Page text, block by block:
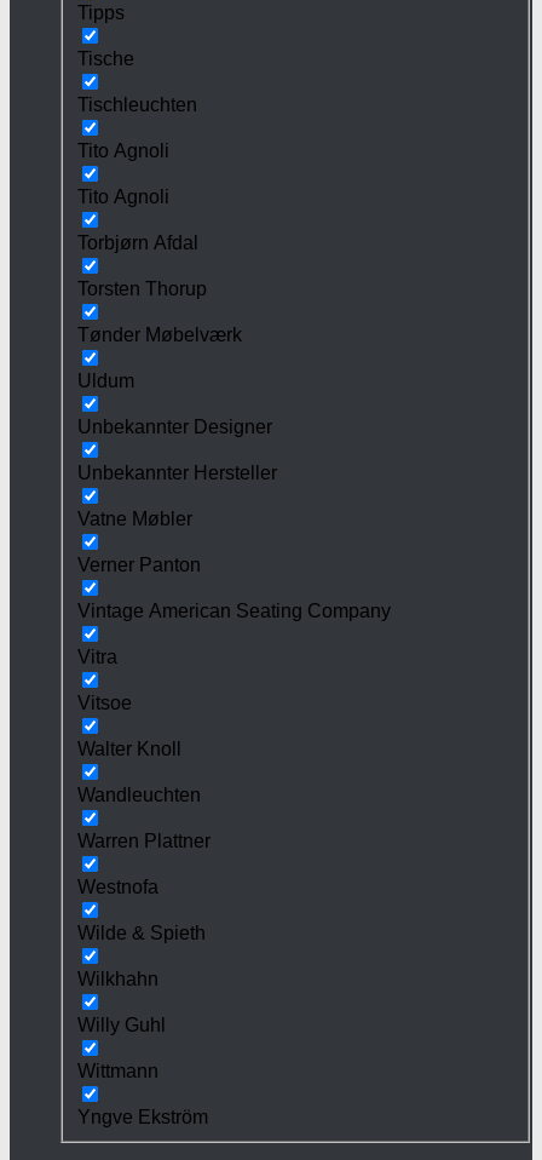
Tipps
Tische
Tischleuchten
Tito Agnoli
Tito Agnoli
Torbjørn Afdal
Torsten Thorup
Tønder Møbelværk
Uldum
Unbekannter Designer
Unbekannter Hersteller
Vatne Møbler
Verner Panton
Vintage American Seating Company
Vitra
Vitsoe
Walter Knoll
Wandleuchten
Warren Plattner
Westnofa
Wilde & Spieth
Wilkhahn
Willy Guhl
Wittmann
Yngve Ekström